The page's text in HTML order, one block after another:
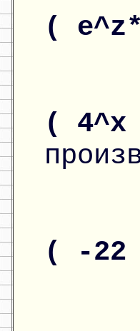
(
(
( -